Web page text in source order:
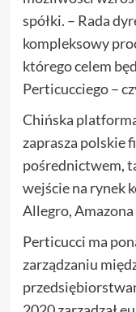
spółki. – Rada
kompleksowy
którego celem
Perticucciego –
Chińska
zaprasza polskie
pośrednictwem,
wejście na rynek
Allegro, Amazona
Perticucci ma
zarządzaniu